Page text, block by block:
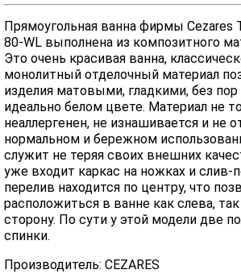
Прямоугольная ванна фирмы Cezares
80-WL выполнена из композитного
Это очень красивая ванна,
монолитный отделочный материал
изделия матовыми, гладкими, без
идеально белом цвете. Материал не
неаллергенен, не изнашивается и не
нормальном и бережном
служит не теряя своих внешних
уже входит каркас на ножках и слив-
перелив находится по центру, что
расположиться в ванне как слева,
сторону. По сути у этой модели две
спинки.
Производитель: CEZARES